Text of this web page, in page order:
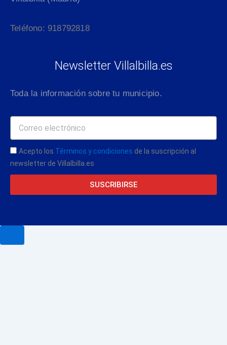
Teléfono: 918792818
Newsletter Villalbilla.es
Toda la información sobre tu municipio.
Acepto los Términos y condiciones de la suscripción al
newsletter de Villalbilla.es
SUSCRIBIRSE